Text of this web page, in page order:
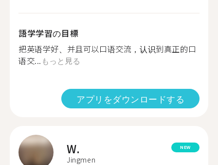
語学学習の目標
把英语学好、并且可以口语交流，认识到真正的口
语交... もっと見る
アプリをダウンロードする
W.
Jingmen
NEW